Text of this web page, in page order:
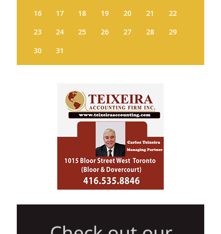
16
17 18 19 20 21
22
23
24 25 26 27 28
29
30
31